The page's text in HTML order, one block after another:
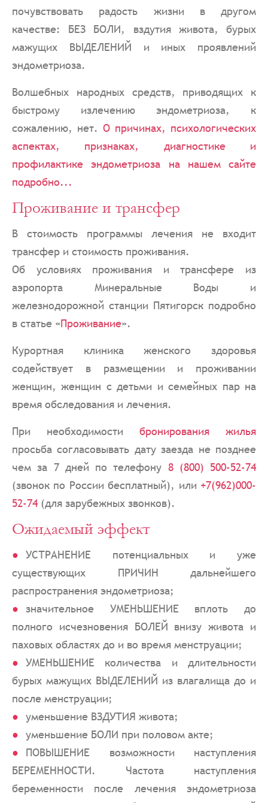
почувствовать радость жизни в другом
качестве: БЕЗ БОЛИ, вздутия живота, бурых
мажущих ВЫДЕЛЕНИЙ и иных проявлений
эндометриоза.
Волшебных народных средств, приводящих к
быстрому излечению эндометриоза, к
сожалению, нет. О причинах, психологических
аспектах, признаках, диагностике и
профилактике эндометриоза на нашем сайте
подробно...
Проживание и трансфер
В стоимость программы лечения не входит
трансфер и стоимость проживания.
Об условиях проживания и трансфере из
аэропорта Минеральные Воды и
железнодорожной станции Пятигорск подробно
в статье «Проживание».
Курортная клиника женского здоровья
содействует в размещении и проживании
женщин, женщин с детьми и семейных пар на
время обследования и лечения.
При необходимости бронирования жилья
просьба согласовывать дату заезда не позднее
чем за 7 дней по телефону 8 (800) 500-52-74
(звонок по России бесплатный), или +7(962)000-
52-74 (для зарубежных звонков).
Ожидаемый эффект
УСТРАНЕНИЕ потенциальных и уже
существующих ПРИЧИН дальнейшего
распространения эндометриоза;
значительное УМЕНЬШЕНИЕ вплоть до
полного исчезновения БОЛЕЙ внизу живота и
паховых областях до и во время менструации;
УМЕНЬШЕНИЕ количества и длительности
бурых мажущих ВЫДЕЛЕНИЙ из влагалища до и
после менструации;
уменьшение ВЗДУТИЯ живота;
уменьшение БОЛИ при половом акте;
ПОВЫШЕНИЕ возможности наступления
БЕРЕМЕННОСТИ. Частота наступления
беременности после лечения эндометриоза